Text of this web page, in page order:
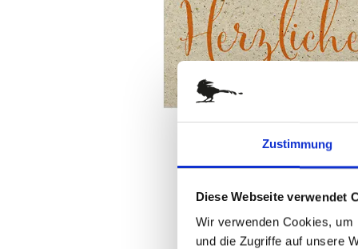
Zustimmung
Diese Webseite verwendet
Wir verwenden Cookies,
und die Zugriffe auf unsere